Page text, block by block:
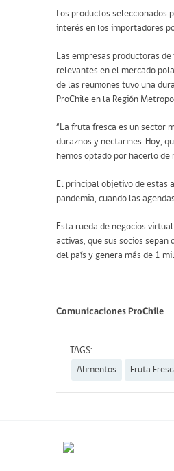
Los productos seleccionados
interés en los importadores
Las empresas productoras
relevantes en el mercado
de las reuniones tuvo una
ProChile en la Región
“La fruta fresca es un sector
duraznos y nectarines. Hoy,
hemos optado por hacerlo de
El principal objetivo de estas
pandemia, cuando las
Esta rueda de negocios
activas, que sus socios
del país y genera más de 1
Comunicaciones ProChile
TAGS:
Alimentos
Fruta